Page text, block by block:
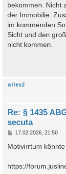
bekommen. Nicht
der Immobilie.
im kommenden
Sicht und den
nicht kommen.
alles2
Re: § 1435
secuta
B
i
a
g
17.02.2026, 21:50
Motivirrtum
https://